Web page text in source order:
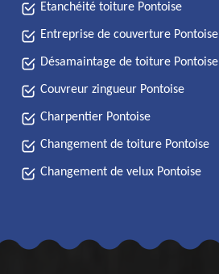
Etanchéité toiture Pontoise
Entreprise de couverture Pontoise
Désamaintage de toiture Pontoise
Couvreur zingueur Pontoise
Charpentier Pontoise
Changement de toiture Pontoise
Changement de velux Pontoise